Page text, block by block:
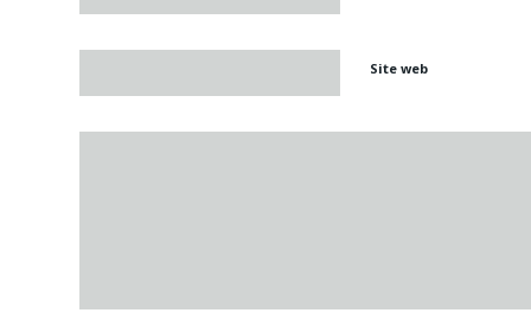
Site web